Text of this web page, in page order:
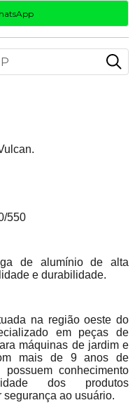
550
de alumínio de alta
e durabilidade.
na região oeste do
em peças de
máquinas de jardim e
mais de 9 anos de
conhecimento
dos produtos
ao usuário.